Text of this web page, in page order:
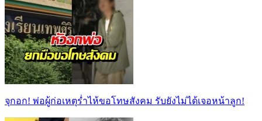
จุกอก! พ่อผู้ก่อเหตุร่ำไห้ขอโทษสังคม รับยังไม่ได้เจอหน้าลูก!